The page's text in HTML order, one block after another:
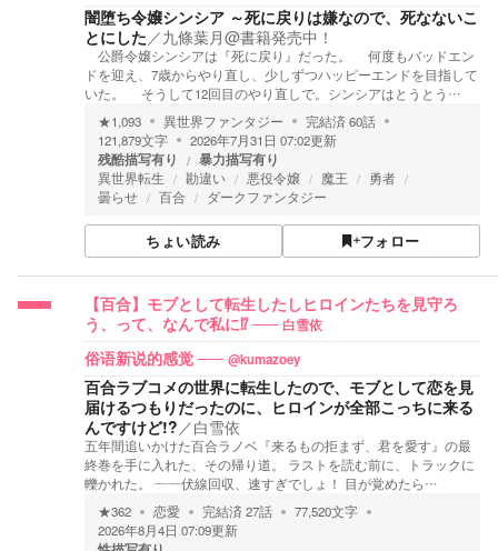
闇堕ち令嬢シンシア ～死に戻りは嫌なので、死なないこ
とにした ／九條葉月@書籍発売中！
公爵令嬢シンシアは『死に戻り』だった。 何度もバッドエン
ドを迎え、7歳からやり直し、少しずつハッピーエンドを目指して
いた。 そうして12回目のやり直しで。シンシアはとうとう…
★1,093 異世界ファンタジー 完結済60話
121,879文字 2026年7月31日 07:02更新
残酷描写有り 暴力描写有り
異世界転生 勘違い 悪役令嬢 魔王
勇者
曇らせ
百合 ダークファンタジー
ちょい読み フォロー
【百合】モブとして転生したしヒロインたちを見守ろ
う、って、なんで私に⁉
白雪依
俗语新说的感觉 @kumazoey
百合ラブコメの世界に転生したので、モブとして恋を見
届けるつもりだったのに、ヒロインが全部こっちに来る
んですけど!?／白雪依
五年間追いかけた百合ラノベ『来るもの拒まず、君を愛す』の最
終巻を手に入れた、その帰り道。 ラストを読む前に、トラックに
轢かれた。 ——伏線回収、速すぎでしょ！ 目が覚めたら…
★362 恋愛 完結済27話 77,520文字
2026年8月4日 07:09更新